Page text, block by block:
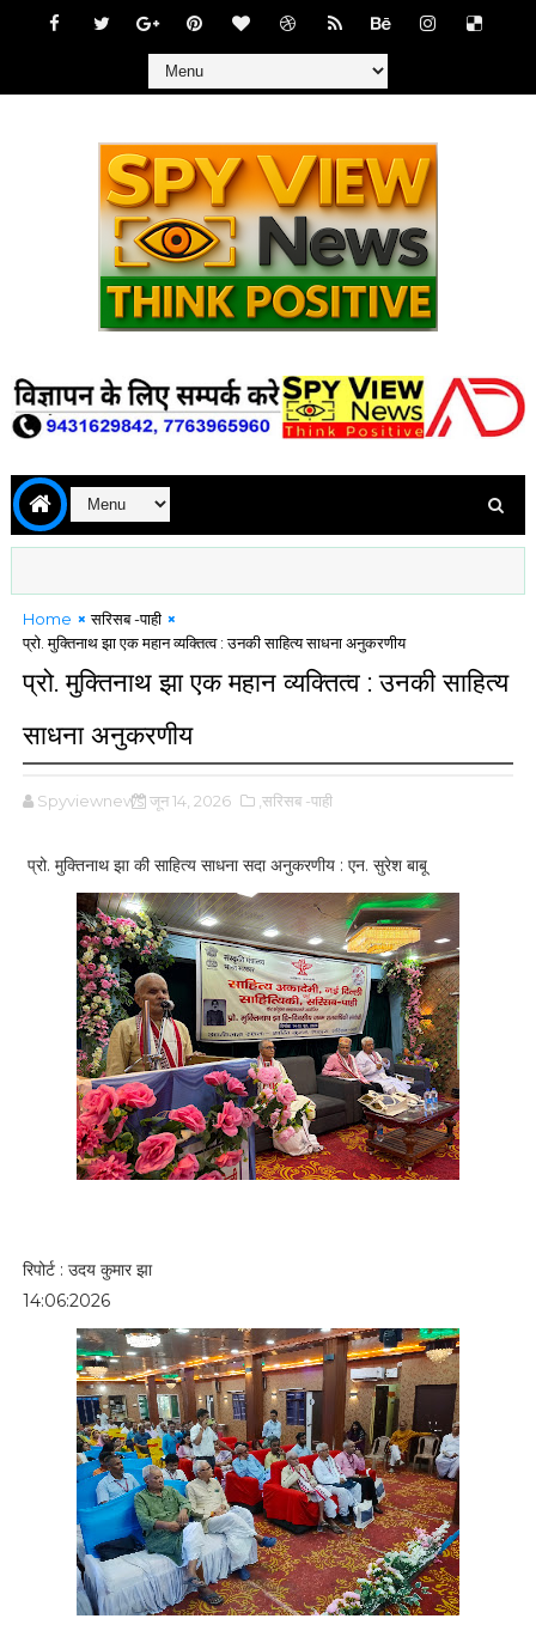
Home
सरिसब -पाही
प्रो. मुक्तिनाथ झा एक महान व्यक्तित्व : उनकी साहित्य साधना अनुकरणीय
प्रो. मुक्तिनाथ झा एक महान व्यक्तित्व : उनकी साहित्य
साधना अनुकरणीय
Spyviewnews जून 14, 2026 ,सरिसब -पाही
प्रो. मुक्तिनाथ झा की साहित्य साधना सदा अनुकरणीय : एन. सुरेश बाबू
रिपोर्ट : उदय कुमार झा
14:06:2026